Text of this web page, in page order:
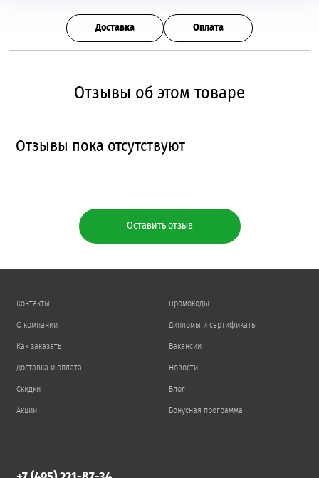
Доставка Оплата
Отзывы об этом товаре
Оставить отзыв
Отзывы пока отсутствуют
Контакты
О компании
Как заказать
Доставка и оплата
Скидки
Акции
Промокоды
Дипломы и сертификаты
Вакансии
Новости
Блог
Бонусная программа